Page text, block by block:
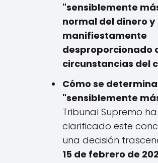
"sensiblemente
normal del dinero y
manifiestamente
desproporcionado
circunstancias del
Cómo se determina
"sensiblemente
Tribunal Supremo ha
clarificado este
una decisión
15 de febrero de